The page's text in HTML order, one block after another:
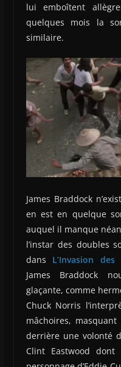
lui emboîtent
quelques mois la
similaire.
James Braddock
en est en quelque
auquel il manque
l’instar des doubles
dans L’Invasion
James Braddock
glaçante, comme
Chuck Norris
mâchoires,
derrière une volonté
Clint Eastwood